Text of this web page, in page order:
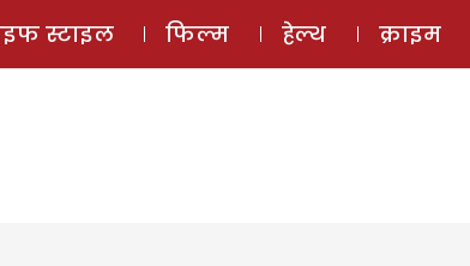
ई-मैगज़ीन ऑडियो स्टोरी
स्टाइल फिल्म हेल्थ क्राइम